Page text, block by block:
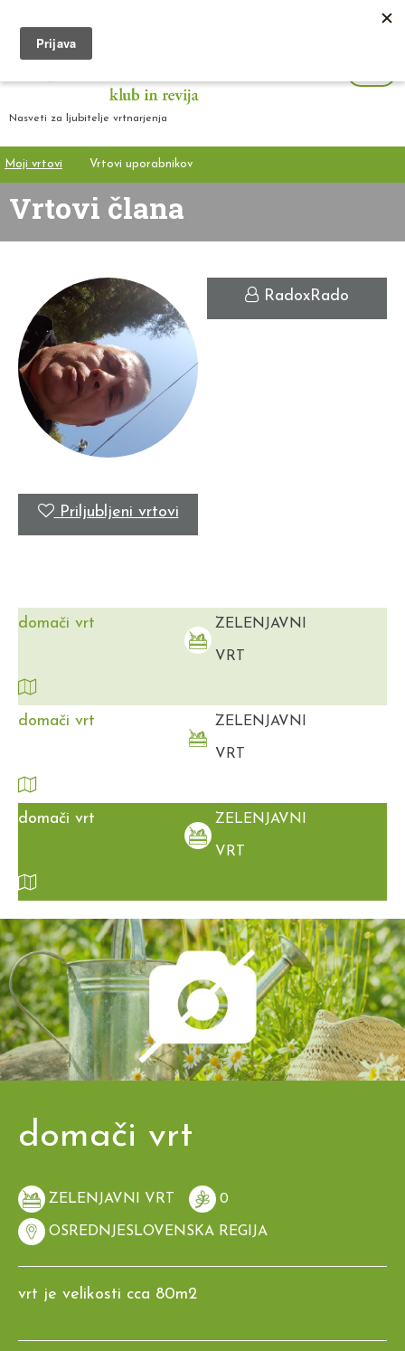
Nasveti za ljubitelje vrtnarjenja
Moji vrtovi Vrtovi uporabnikov
Vrtovi člana
RadoxRado
Priljubljeni vrtovi
domači vrt ZELENJAVNI
VRT
domači vrt ZELENJAVNI
VRT
domači vrt ZELENJAVNI
VRT
domači vrt
ZELENJAVNI VRT 0
OSREDNJESLOVENSKA REGIJA
vrt je velikosti cca 80m2